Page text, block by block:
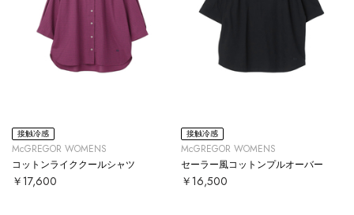
接触冷感
McGREGOR WOMENS
コットンライククールシャツ
￥17,600
接触冷感
McGREGOR WOMENS
セーラー風コットンプルオーバー
￥16,500